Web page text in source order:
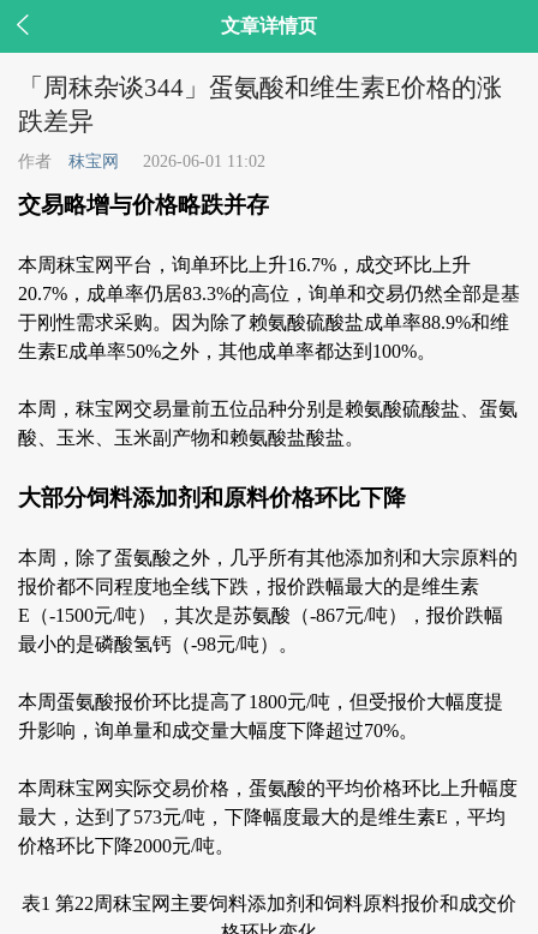
 文章详情页
「周秣杂谈344」蛋氨酸和维生素E价格的涨
跌差异
作者 秣宝网 2026-06-01 11:02
交易略增与价格略跌并存
本周秣宝网平台，询单环比上升16.7%，成交环比上升
20.7%，成单率仍居83.3%的高位，询单和交易仍然全部是基
于刚性需求采购。因为除了赖氨酸硫酸盐成单率88.9%和维
生素E成单率50%之外，其他成单率都达到100%。
本周，秣宝网交易量前五位品种分别是赖氨酸硫酸盐、蛋氨
酸、玉米、玉米副产物和赖氨酸盐酸盐。
大部分饲料添加剂和原料价格环比下降
本周，除了蛋氨酸之外，几乎所有其他添加剂和大宗原料的
报价都不同程度地全线下跌，报价跌幅最大的是维生素
E（-1500元/吨），其次是苏氨酸（-867元/吨），报价跌幅
最小的是磷酸氢钙（-98元/吨）。
本周蛋氨酸报价环比提高了1800元/吨，但受报价大幅度提
升影响，询单量和成交量大幅度下降超过70%。
本周秣宝网实际交易价格，蛋氨酸的平均价格环比上升幅度
最大，达到了573元/吨，下降幅度最大的是维生素E，平均
价格环比下降2000元/吨。
表1 第22周秣宝网主要饲料添加剂和饲料原料报价和成交价